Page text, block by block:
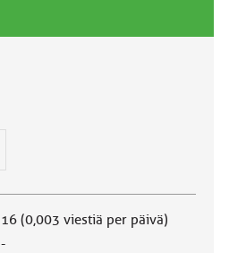
16 (0,003 viestiä per päivä)
-